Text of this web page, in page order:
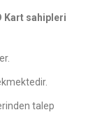
Kart sahipleri
talep